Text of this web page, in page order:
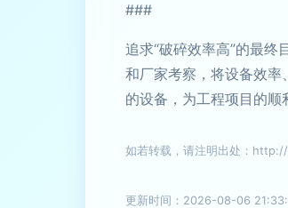
###
追求“破碎效率高”的最
和厂家考察，将设备效
的设备，为工程项目的顺
如若转载，请注明出处：
更新时间：2026-08-06